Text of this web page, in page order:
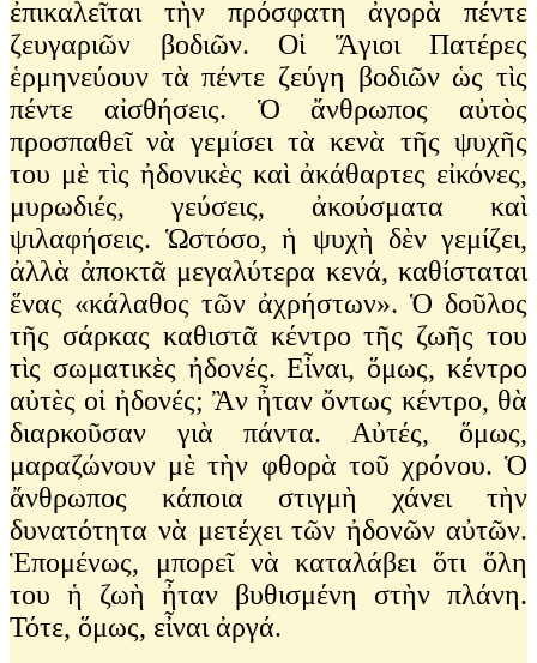
ἐπικαλεῖται τὴν πρόσφατη ἀγορὰ πέντε
ζευγαριῶν βοδιῶν. Οἱ Ἅγιοι Πατέρες
ἑρμηνεύουν τὰ πέντε ζεύγη βοδιῶν ὡς τὶς
πέντε αἰσθήσεις. Ὁ ἄνθρωπος αὐτὸς
προσπαθεῖ νὰ γεμίσει τὰ κενὰ τῆς ψυχῆς
του μὲ τὶς ἠδονικὲς καὶ ἀκάθαρτες εἰκόνες,
μυρωδιές, γεύσεις, ἀκούσματα καὶ
ψιλαφήσεις. Ὡστόσο, ἡ ψυχὴ δὲν γεμίζει,
ἀλλὰ ἀποκτᾶ μεγαλύτερα κενά, καθίσταται
ἕνας «κάλαθος τῶν ἀχρήστων». Ὁ δοῦλος
τῆς σάρκας καθιστᾶ κέντρο τῆς ζωῆς του
τὶς σωματικὲς ἠδονές. Εἶναι, ὅμως, κέντρο
αὐτὲς οἱ ἠδονές; Ἂν ἦταν ὄντως κέντρο, θὰ
διαρκοῦσαν γιὰ πάντα. Αὐτές, ὅμως,
μαραζώνουν μὲ τὴν φθορὰ τοῦ χρόνου. Ὁ
ἄνθρωπος κάποια στιγμὴ χάνει τὴν
δυνατότητα νὰ μετέχει τῶν ἠδονῶν αὐτῶν.
Ἑπομένως, μπορεῖ νὰ καταλάβει ὅτι ὅλη
του ἡ ζωὴ ἦταν βυθισμένη στὴν πλάνη.
Τότε, ὅμως, εἶναι ἀργά.